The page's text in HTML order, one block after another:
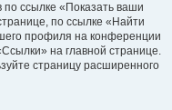
ссылке «Показать ваши
по ссылке «Найти
профиля на конференции
на главной странице.
страницу расширенного